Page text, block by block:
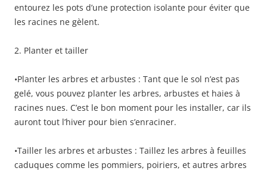
entourez les pots d’une protection isolante pour éviter que
les racines ne gèlent.
2. Planter et tailler
•Planter les arbres et arbustes : Tant que le sol n’est pas
gelé, vous pouvez planter les arbres, arbustes et haies à
racines nues. C’est le bon moment pour les installer, car ils
auront tout l’hiver pour bien s’enraciner.
•Tailler les arbres et arbustes : Taillez les arbres à feuilles
caduques comme les pommiers, poiriers, et autres arbres